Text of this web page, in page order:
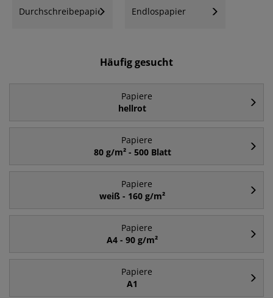
Durchschreibepapier Endlospapier
Häufig gesucht
Papiere
hellrot
Papiere
80 g/m² - 500 Blatt
Papiere
weiß - 160 g/m²
Papiere
A4 - 90 g/m²
Papiere
A1